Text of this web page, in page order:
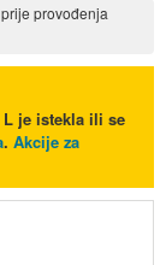
provođenja
Lje istekla ili se
. Akcije za